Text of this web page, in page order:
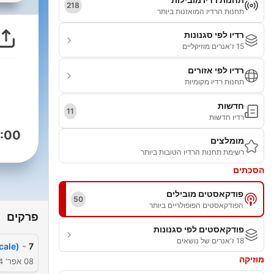
תחנות הרדיו המואזנות ביותר
218
רדיו לפי סגנונות
15 ז'אנרים מוזיקליים
רדיו לפי אזורים
תחנות רדיו מקומיות
חדשות
רדיו חדשות
11
מומלצים
רשימת תחנות הרדיו הטובות ביותר
הסכתים
פודקאסטים מובילים
הפודקאסטים הפופולריים ביותר
50
פודקאסטים לפי סגנונות
18 ז'אנרים של נושאים
מוזיקה
פרקים
7
-
08 אפר' 2024